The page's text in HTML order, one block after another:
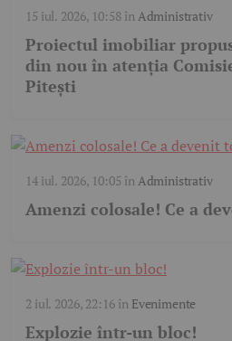
15 iul. 2026, 10:58înAdministrativ
Proiectul imobiliar
din nou în atenția
Pitești
14 iul. 2026, 10:05 înAdministrativ
Amenzi colosale! Ce a
2 iul. 2026, 22:16în Evenimente
Explozie într-un bloc!